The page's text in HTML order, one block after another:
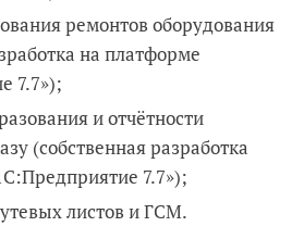
ремонтов оборудования
на платформе
7.7»);
и отчётности
(собственная разработка
7.7»);
листов и ГСМ.